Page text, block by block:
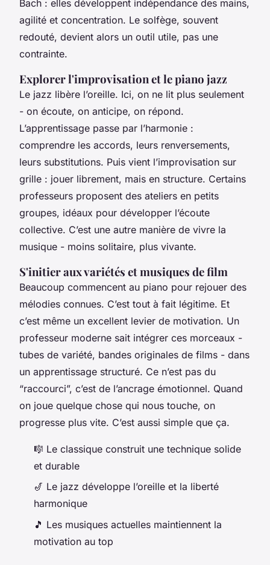
Bach : elles développent indépendance des mains,
agilité et concentration. Le solfège, souvent
redouté, devient alors un outil utile, pas une
contrainte.
Explorer l'improvisation et le piano jazz
Le jazz libère l’oreille. Ici, on ne lit plus seulement
- on écoute, on anticipe, on répond.
L’apprentissage passe par l’harmonie :
comprendre les accords, leurs renversements,
leurs substitutions. Puis vient l’improvisation sur
grille : jouer librement, mais en structure. Certains
professeurs proposent des ateliers en petits
groupes, idéaux pour développer l’écoute
collective. C’est une autre manière de vivre la
musique - moins solitaire, plus vivante.
S'initier aux variétés et musiques de film
Beaucoup commencent au piano pour rejouer des
mélodies connues. C’est tout à fait légitime. Et
c’est même un excellent levier de motivation. Un
professeur moderne sait intégrer ces morceaux -
tubes de variété, bandes originales de films - dans
un apprentissage structuré. Ce n’est pas du
“raccourci”, c’est de l’ancrage émotionnel. Quand
on joue quelque chose qui nous touche, on
progresse plus vite. C’est aussi simple que ça.
🎼 Le classique construit une technique solide
et durable
🎷 Le jazz développe l’oreille et la liberté
harmonique
🎵 Les musiques actuelles maintiennent la
motivation au top